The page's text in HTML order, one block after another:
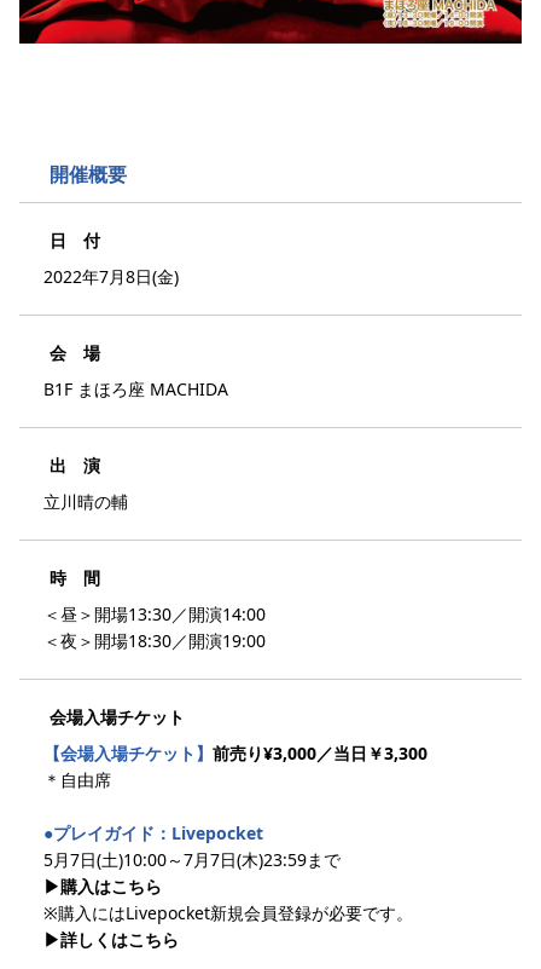
開催概要
日 付
2022年7月8日(金)
会 場
B1F まほろ座 MACHIDA
出 演
立川晴の輔
時 間
＜昼＞開場13:30／開演14:00
＜夜＞開場18:30／開演19:00
会場入場チケット
【会場入場チケット】 前売り¥3,000／当日￥3,300
＊自由席
●プレイガイド：Livepocket
5月7日(土)10:00～7月7日(木)23:59まで
▶︎購入はこちら
※購入にはLivepocket新規会員登録が必要です。
▶︎詳しくはこちら